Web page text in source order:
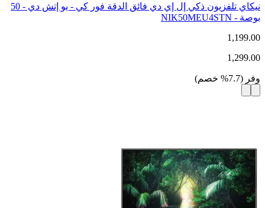
نيكاي تلفزيون ذكي إل إي دي فائق الدقة فور كي - يو إتش دي - 50
بوصة - NIK50MEU4STN
1,199.00
1,299.00
وفر (
7.7
% خصم)